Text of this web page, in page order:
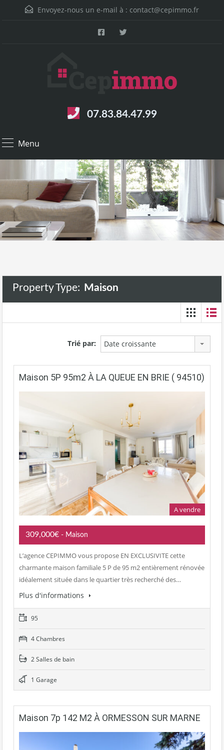
Envoyez-nous un e-mail à : contact@cepimmo.fr
07.83.84.47.99
Menu
Property Type: Maison
Trié par: Date croissante
Maison 5P 95m2 À LA QUEUE EN BRIE ( 94510)
A vendre
309,000€ - Maison
L’agence CEPIMMO vous propose EN EXCLUSIVITE cette
charmante maison familiale 5 P de 95 m2 entièrement rénovée
idéalement située dans le quartier très recherché des…
Plus d'informations
95
4 Chambres
2 Salles de bain
1 Garage
Maison 7p 142 M2 À ORMESSON SUR MARNE